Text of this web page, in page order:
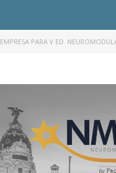
EMPRESA PARA V ED.